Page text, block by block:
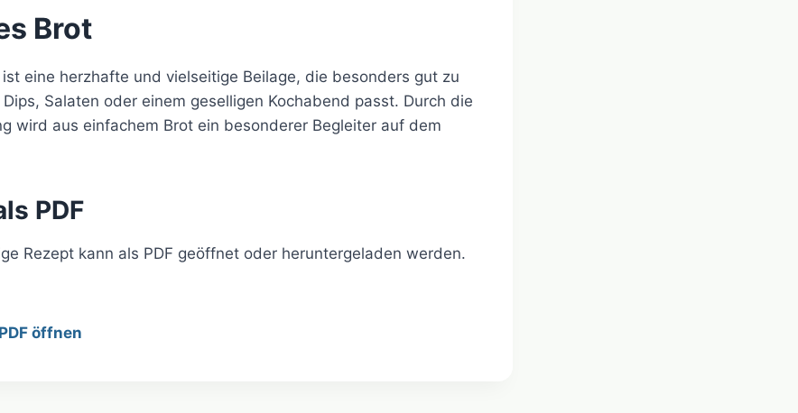
Brot
eine herzhafte und vielseitige Beilage, die besonders gut zu
Salaten oder einem geselligen Kochabend passt. Durch die
wird aus einfachem Brot ein besonderer Begleiter auf dem
PDF
Rezept kann als PDF geöffnet oder heruntergeladen werden.
öffnen